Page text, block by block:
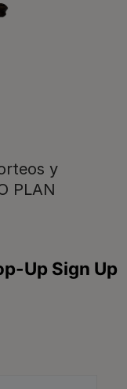
y
PLAN